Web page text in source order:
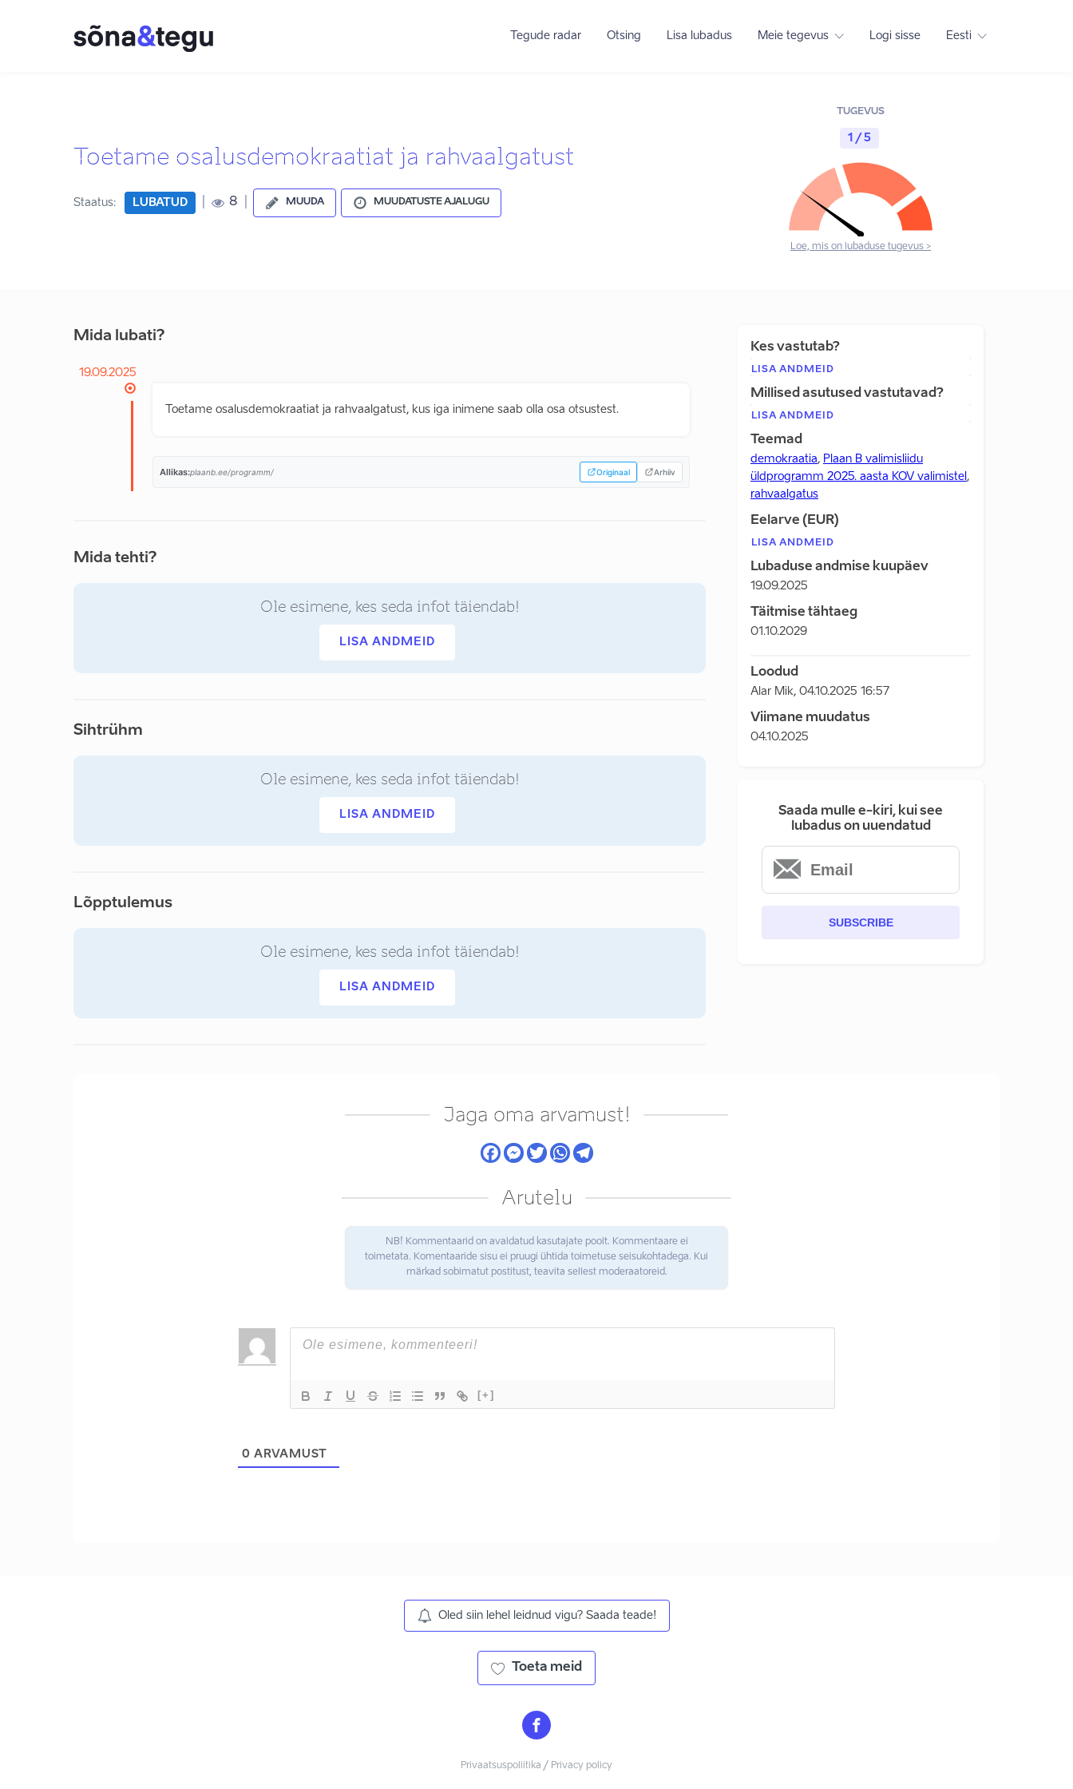
Tegude radar Otsing Lisa lubadus Meie tegevus Logi sisse Eesti
Toetame osalusdemokraatiat ja rahvaalgatust
Staatus: LUBATUD 8 MUUDA MUUDATUSTE AJALUGU
TUGEVUS
1 / 5
Loe, mis on lubaduse tugevus >
Mida lubati?
19.09.2025
Toetame osalusdemokraatiat ja rahvaalgatust, kus iga inimene saab olla osa otsustest.
Allikas:plaanb.ee/programm/ Originaal Arhiiv
Mida tehti?
Ole esimene, kes seda infot täiendab!
LISA ANDMEID
Sihtrühm
Ole esimene, kes seda infot täiendab!
LISA ANDMEID
Lõpptulemus
Ole esimene, kes seda infot täiendab!
LISA ANDMEID
Kes vastutab?
LISA ANDMEID
Millised asutused vastutavad?
LISA ANDMEID
Teemad
demokraatia, Plaan B valimisliidu
üldprogramm 2025. aasta KOV valimistel ,
rahvaalgatus
Eelarve (EUR)
LISA ANDMEID
Lubaduse andmise kuupäev
19.09.2025
Täitmise tähtaeg
01.10.2029
Loodud
Alar Mik, 04.10.2025 16:57
Viimane muudatus
04.10.2025
Saada mulle e-kiri, kui see
lubadus on uuendatud
SUBSCRIBE
Jaga oma arvamust!
Arutelu
NB! Kommentaarid on avaldatud kasutajate poolt. Kommentaare ei
toimetata. Komentaaride sisu ei pruugi ühtida toimetuse seisukohtadega. Kui
märkad sobimatut postitust, teavita sellest moderaatoreid.
[+]
0 ARVAMUST
Oled siin lehel leidnud vigu? Saada teade!
Toeta meid
Privaatsuspoliitika / Privacy policy